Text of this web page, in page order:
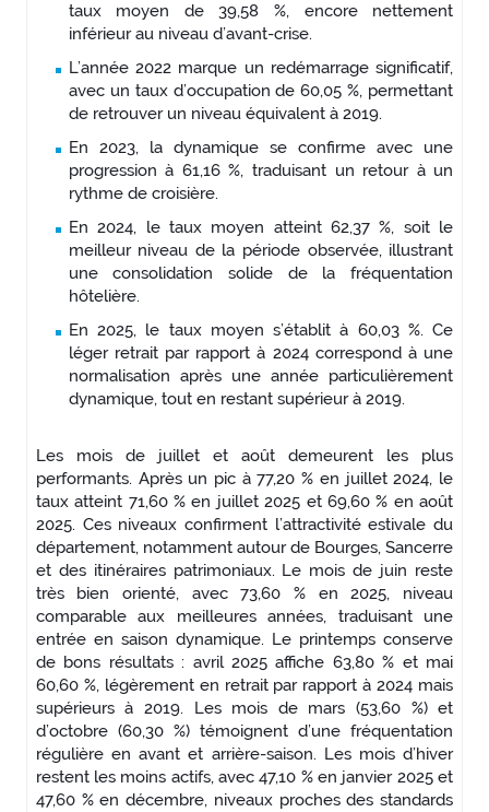
taux moyen de 39,58 %, encore nettement
inférieur au niveau d’avant-crise.
L’année 2022 marque un redémarrage significatif,
avec un taux d’occupation de 60,05 %, permettant
de retrouver un niveau équivalent à 2019.
En 2023, la dynamique se confirme avec une
progression à 61,16 %, traduisant un retour à un
rythme de croisière.
En 2024, le taux moyen atteint 62,37 %, soit le
meilleur niveau de la période observée, illustrant
une consolidation solide de la fréquentation
hôtelière.
En 2025, le taux moyen s’établit à 60,03 %. Ce
léger retrait par rapport à 2024 correspond à une
normalisation après une année particulièrement
dynamique, tout en restant supérieur à 2019.
Les mois de juillet et août demeurent les plus
performants. Après un pic à 77,20 % en juillet 2024, le
taux atteint 71,60 % en juillet 2025 et 69,60 % en août
2025. Ces niveaux confirment l’attractivité estivale du
département, notamment autour de Bourges, Sancerre
et des itinéraires patrimoniaux. Le mois de juin reste
très bien orienté, avec 73,60 % en 2025, niveau
comparable aux meilleures années, traduisant une
entrée en saison dynamique. Le printemps conserve
de bons résultats : avril 2025 affiche 63,80 % et mai
60,60 %, légèrement en retrait par rapport à 2024 mais
supérieurs à 2019. Les mois de mars (53,60 %) et
d’octobre (60,30 %) témoignent d’une fréquentation
régulière en avant et arrière-saison. Les mois d’hiver
restent les moins actifs, avec 47,10 % en janvier 2025 et
47,60 % en décembre, niveaux proches des standards